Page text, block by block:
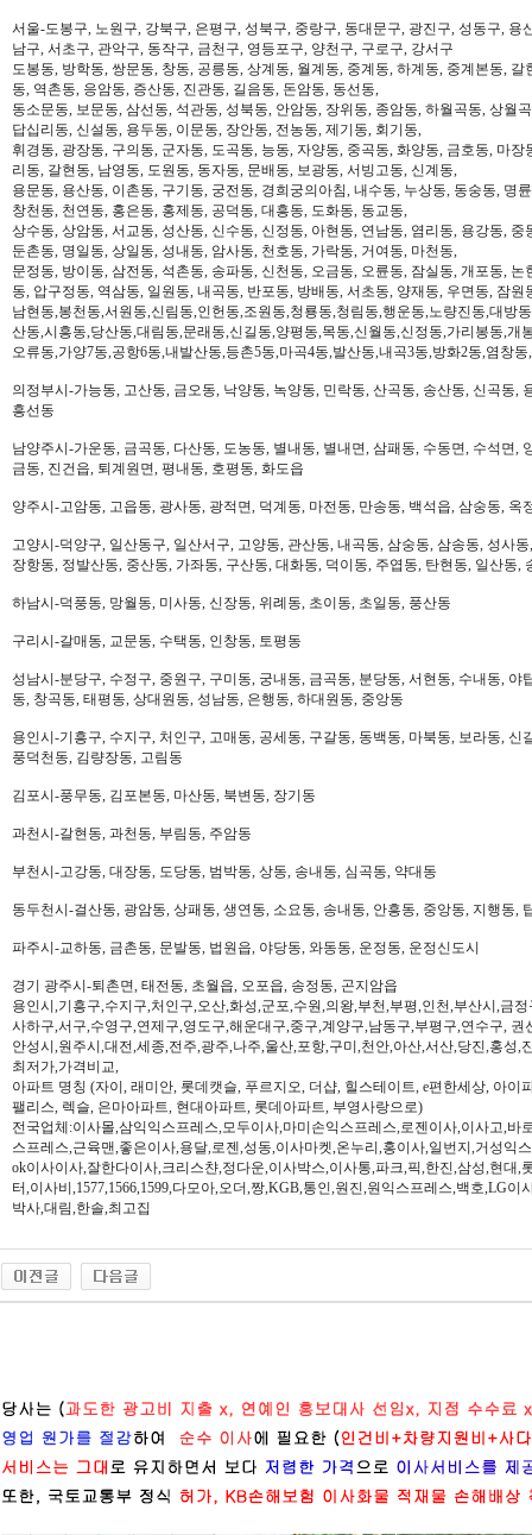
서울-도봉구, 노원구, 강북구, 은평구, 성북구, 중랑구, 동대문구, 광진구, 성동구,
남구, 서초구, 관악구, 동작구, 금천구, 영등포구, 양천구, 구로구, 강서구
도봉동, 방학동, 쌍문동, 창동, 공릉동, 상계동, 월계동, 중계동, 하계동, 중계본동,
동, 역촌동, 응암동, 증산동, 진관동, 길음동, 돈암동, 동선동,
동소문동, 보문동, 삼선동, 석관동, 성북동, 안암동, 장위동, 종암동, 하월곡동, 상월
답십리동, 신설동, 용두동, 이문동, 장안동, 전농동, 제기동, 회기동,
휘경동, 광장동, 구의동, 군자동, 도곡동, 능동, 자양동, 중곡동, 화양동, 금호동, 마
리동, 갈현동, 남영동, 도원동, 동자동, 문배동, 보광동, 서빙고동, 신계동,
용문동, 용산동, 이촌동, 구기동, 궁전동, 경희궁의아침, 내수동, 누상동, 동숭동, 명
창천동, 천연동, 홍은동, 홍제동, 공덕동, 대흥동, 도화동, 동교동,
상수동, 상암동, 서교동, 성산동, 신수동, 신정동, 아현동, 연남동, 염리동, 용강동,
둔촌동, 명일동, 상일동, 성내동, 암사동, 천호동, 가락동, 거여동, 마천동,
문정동, 방이동, 삼전동, 석촌동, 송파동, 신천동, 오금동, 오륜동, 잠실동, 개포동,
동, 압구정동, 역삼동, 일원동, 내곡동, 반포동, 방배동, 서초동, 양재동, 우면동, 잠원
남현동,봉천동,서원동,신림동,인헌동,조원동,청룡동,청림동,행운동,노량진동,대방
산동,시흥동,당산동,대림동,문래동,신길동,양평동,목동,신월동,신정동,가리봉동,개
오류동,가양7동,공항6동,내발산동,등촌5동,마곡4동,발산동,내곡3동,방화2동,염창동
의정부시-가능동, 고산동, 금오동, 낙양동, 녹양동, 민락동, 산곡동, 송산동, 신곡동,
흥선동
남양주시-가운동, 금곡동, 다산동, 도농동, 별내동, 별내면, 삼패동, 수동면, 수석면,
금동, 진건읍, 퇴계원면, 평내동, 호평동, 화도읍
양주시-고암동, 고읍동, 광사동, 광적면, 덕계동, 마전동, 만송동, 백석읍, 삼숭동, 옥
고양시-덕양구, 일산동구, 일산서구, 고양동, 관산동, 내곡동, 삼숭동, 삼송동, 성사
장항동, 정발산동, 중산동, 가좌동, 구산동, 대화동, 덕이동, 주엽동, 탄현동, 일산동,
하남시-덕풍동, 망월동, 미사동, 신장동, 위례동, 초이동, 초일동, 풍산동
구리시-갈매동, 교문동, 수택동, 인창동, 토평동
성남시-분당구, 수정구, 중원구, 구미동, 궁내동, 금곡동, 분당동, 서현동, 수내동,
동, 창곡동, 태평동, 상대원동, 성남동, 은행동, 하대원동, 중앙동
용인시-기흥구, 수지구, 처인구, 고매동, 공세동, 구갈동, 동백동, 마북동, 보라동,
풍덕천동, 김량장동, 고림동
김포시-풍무동, 김포본동, 마산동, 북변동, 장기동
과천시-갈현동, 과천동, 부림동, 주암동
부천시-고강동, 대장동, 도당동, 범박동, 상동, 송내동, 심곡동, 약대동
동두천시-걸산동, 광암동, 상패동, 생연동, 소요동, 송내동, 안흥동, 중앙동, 지행동,
파주시-교하동, 금촌동, 문발동, 법원읍, 야당동, 와동동, 운정동, 운정신도시
경기 광주시-퇴촌면, 태전동, 초월읍, 오포읍, 송정동, 곤지암읍
용인시,기흥구,수지구,처인구,오산,화성,군포,수원,의왕,부천,부평,인천,부산시,금
사하구,서구,수영구,연제구,영도구,해운대구,중구,계양구,남동구,부평구,연수구,
안성시,원주시,대전,세종,전주,광주,나주,울산,포항,구미,천안,아산,서산,당진,홍성,
최저가,가격비교,
아파트 명칭 (자이, 래미안, 롯데캣슬, 푸르지오, 더샵, 힐스테이트, e편한세상, 아이
팰리스, 렉슬, 은마아파트, 현대아파트, 롯데아파트, 부영사랑으로)
전국업체:이사몰,삼익익스프레스,모두이사,마미손익스프레스,로젠이사,이사고,바
스프레스,근육맨,좋은이사,용달,로젠,성동,이사마켓,온누리,홍이사,일번지,거성익
ok이사이사,잘한다이사,크리스챤,정다운,이사박스,이사통,파크,픽,한진,삼성,현대,
터,이사비,1577,1566,1599,다모아,오더,짱,KGB,통인,원진,원익스프레스,백호,LG
박사,대림,한솔,최고집